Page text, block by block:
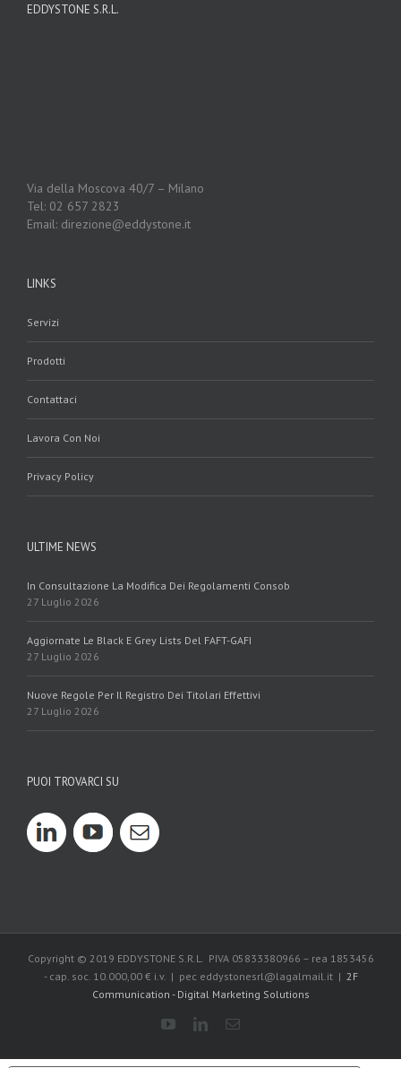
EDDYSTONE S.R.L.
Via della Moscova 40/7 – Milano
Tel: 02 657 2823
Email: direzione@eddystone.it
LINKS
Servizi
Prodotti
Contattaci
Lavora Con Noi
Privacy Policy
ULTIME NEWS
In Consultazione La Modifica Dei Regolamenti Consob
27 Luglio 2026
Aggiornate Le Black E Grey Lists Del FAFT-GAFI
27 Luglio 2026
Nuove Regole Per Il Registro Dei Titolari Effettivi
27 Luglio 2026
PUOI TROVARCI SU
Copyright © 2019 EDDYSTONE S.R.L. PIVA 05833380966 – rea 1853456
- cap. soc. 10.000,00 € i.v. | pec eddystonesrl@lagalmail.it | 2F
Communication - Digital Marketing Solutions